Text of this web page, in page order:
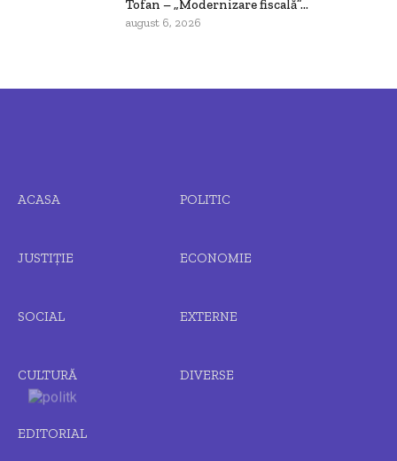
Tofan – „Modernizare fiscală”...
august 6, 2026
ACASA POLITIC
JUSTIȚIE ECONOMIE
SOCIAL EXTERNE
CULTURĂ DIVERSE
EDITORIAL